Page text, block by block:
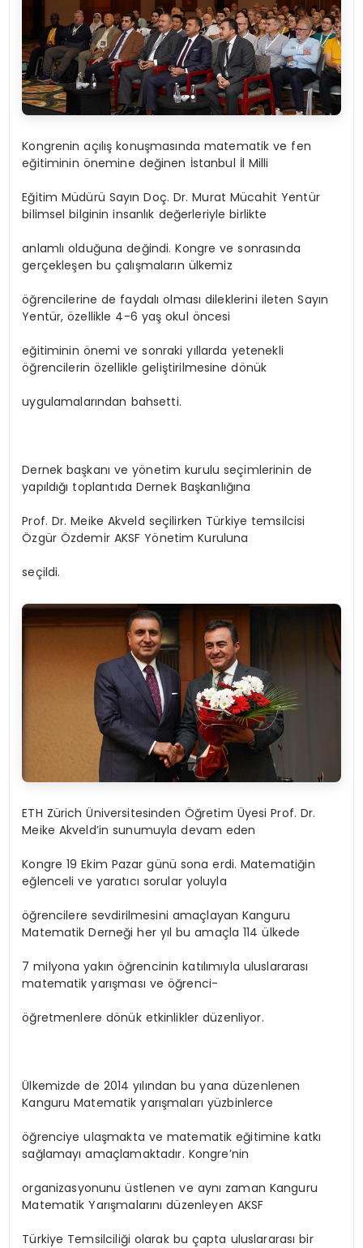
Kongrenin açılış konuşmasında matematik ve fen
eğitiminin önemine değinen İstanbul İl Milli
Eğitim Müdürü Sayın Doç. Dr. Murat Mücahit Yentür
bilimsel bilginin insanlık değerleriyle birlikte
anlamlı olduğuna değindi. Kongre ve sonrasında
gerçekleşen bu çalışmaların ülkemiz
öğrencilerine de faydalı olması dileklerini ileten Sayın
Yentür, özellikle 4-6 yaş okul öncesi
eğitiminin önemi ve sonraki yıllarda yetenekli
öğrencilerin özellikle geliştirilmesine dönük
uygulamalarından bahsetti.
Dernek başkanı ve yönetim kurulu seçimlerinin de
yapıldığı toplantıda Dernek Başkanlığına
Prof. Dr. Meike Akveld seçilirken Türkiye temsilcisi
Özgür Özdemir AKSF Yönetim Kuruluna
seçildi.
ETH Zürich Üniversitesinden Öğretim Üyesi Prof. Dr.
Meike Akveld’in sunumuyla devam eden
Kongre 19 Ekim Pazar günü sona erdi. Matematiğin
eğlenceli ve yaratıcı sorular yoluyla
öğrencilere sevdirilmesini amaçlayan Kanguru
Matematik Derneği her yıl bu amaçla 114 ülkede
7 milyona yakın öğrencinin katılımıyla uluslararası
matematik yarışması ve öğrenci-
öğretmenlere dönük etkinlikler düzenliyor.
Ülkemizde de 2014 yılından bu yana düzenlenen
Kanguru Matematik yarışmaları yüzbinlerce
öğrenciye ulaşmakta ve matematik eğitimine katkı
sağlamayı amaçlamaktadır. Kongre’nin
organizasyonunu üstlenen ve aynı zaman Kanguru
Matematik Yarışmalarını düzenleyen AKSF
Türkiye Temsilciliği olarak bu çapta uluslararası bir